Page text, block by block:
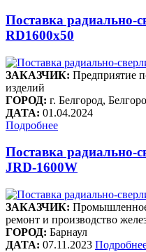
Поставка радиально-
RD1600x50
ЗАКАЗЧИК: Предприятие
изделий
ГОРОД: г. Белгород,
ДАТА: 01.04.2024
Подробнее
Поставка радиально-
JRD-1600W
ЗАКАЗЧИК:
ремонт и производство
ГОРОД: Барнаул
ДАТА: 07.11.2023